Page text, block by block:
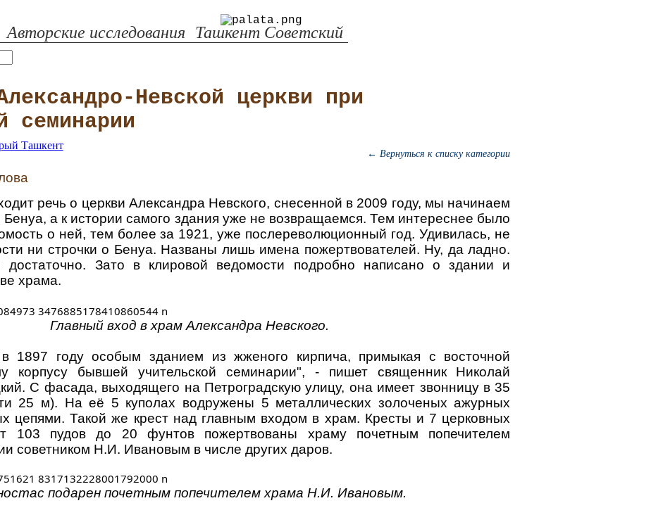
Авторские исследования Ташкент Советский
Невской церкви при
семинарии
← Вернуться к списку категории
речь о церкви Александра Невского, снесенной в 2009 году, мы начинаем
Бенуа, а к истории самого здания уже не возвращаемся. Тем интереснее было
о ней, тем более за 1921, уже послереволюционный год. Удивилась, не
ни строчки о Бенуа. Названы лишь имена пожертвователей. Ну, да ладно.
Зато в клировой ведомости подробно написано о здании и
храма.
Главный вход в храм Александра Невского.
1897 году особым зданием из жженого кирпича, примыкая с восточной
корпусу бывшей учительской семинарии", - пишет священник Николай
С фасада, выходящего на Петроградскую улицу, она имеет звонницу в 35
25 м). На её 5 куполах водружены 5 металлических золоченых ажурных
цепями. Такой же крест над главным входом в храм. Кресты и 7 церковных
103 пудов до 20 фунтов пожертвованы храму почетным попечителем
советником Н.И. Ивановым в числе других даров.
подарен почетным попечителем храма Н.И. Ивановым.